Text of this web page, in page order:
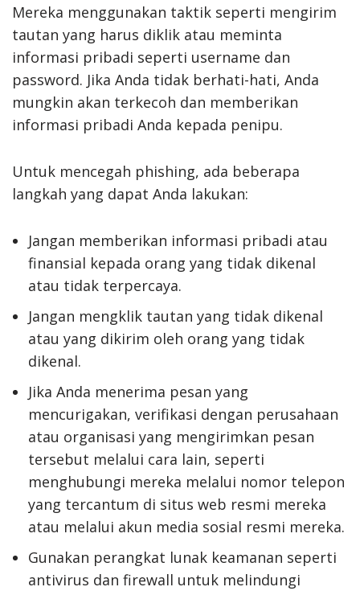
Mereka menggunakan taktik seperti mengirim
tautan yang harus diklik atau meminta
informasi pribadi seperti username dan
password. Jika Anda tidak berhati-hati, Anda
mungkin akan terkecoh dan memberikan
informasi pribadi Anda kepada penipu.
Untuk mencegah phishing, ada beberapa
langkah yang dapat Anda lakukan:
Jangan memberikan informasi pribadi atau
finansial kepada orang yang tidak dikenal
atau tidak terpercaya.
Jangan mengklik tautan yang tidak dikenal
atau yang dikirim oleh orang yang tidak
dikenal.
Jika Anda menerima pesan yang
mencurigakan, verifikasi dengan perusahaan
atau organisasi yang mengirimkan pesan
tersebut melalui cara lain, seperti
menghubungi mereka melalui nomor telepon
yang tercantum di situs web resmi mereka
atau melalui akun media sosial resmi mereka.
Gunakan perangkat lunak keamanan seperti
antivirus dan firewall untuk melindungi